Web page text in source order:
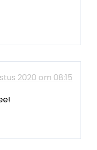
2020 om 08:15